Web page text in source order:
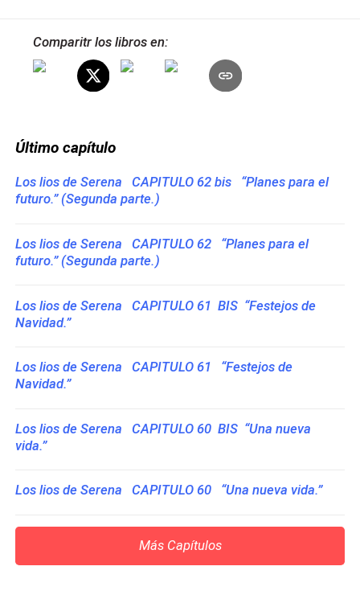
Comparitr los libros en:
Último capítulo
Los lios de Serena CAPITULO 62 bis “Planes para el
futuro.” (Segunda parte.)
Los lios de Serena CAPITULO 62 “Planes para el
futuro.” (Segunda parte.)
Los lios de Serena CAPITULO 61 BIS “Festejos de
Navidad.”
Los lios de Serena CAPITULO 61 “Festejos de
Navidad.”
Los lios de Serena CAPITULO 60 BIS “Una nueva
vida.”
Los lios de Serena CAPITULO 60 “Una nueva vida.”
Más Capítulos